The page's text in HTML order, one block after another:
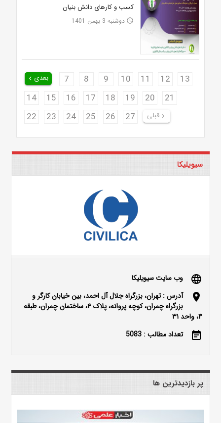
کسب و کارهای دانش بنیان
access_time دوشنبه 3 بهمن 1401
بعدی keyboard_arrow_left 7 8 9 10 11 12
13
14
15 16 17 18 19 20
21
22
23 24 25 26 27 keyboard_arrow_right قبلی
سیویلیکا
language وب سایت سیویلیکا
location_on
آدرس : تهران، بزرگراه جلال آل احمد، بین خیابان کارگر و
بزرگراه چمران، کوچه پروانه، پلاک ۴، ساختمان چمران، طبقه
۴، واحد ۳۱
event_note تعداد مطالب : 5083
پر بازدیدترین ها